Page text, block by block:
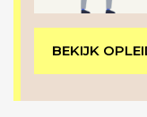
BEKIJK